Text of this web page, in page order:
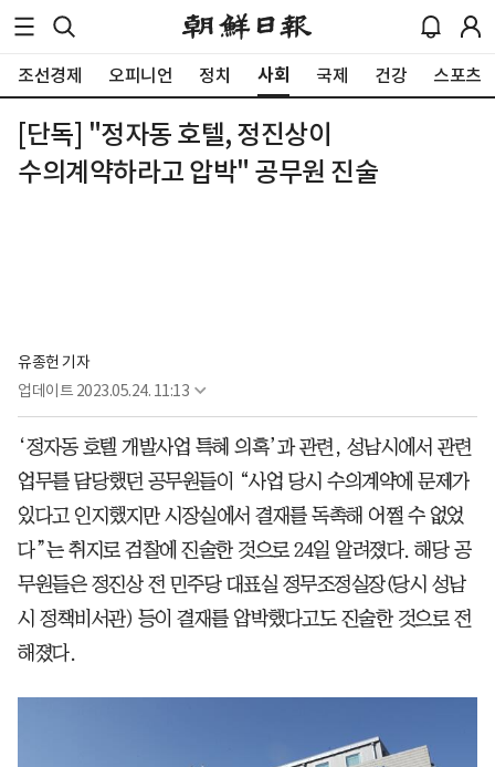
조선경제 오피니언 정치 사회 국제 건강 스포츠
[단독] "정자동 호텔, 정진상이
수의계약하라고 압박" 공무원 진술
유종헌 기자
업데이트 2023.05.24. 11:13
‘정자동 호텔 개발사업 특혜 의혹’과 관련, 성남시에서 관련
업무를 담당했던 공무원들이 “사업 당시 수의계약에 문제가
있다고 인지했지만 시장실에서 결재를 독촉해 어쩔 수 없었
다”는 취지로 검찰에 진술한 것으로 24일 알려졌다. 해당 공
무원들은 정진상 전 민주당 대표실 정무조정실장(당시 성남
시 정책비서관) 등이 결재를 압박했다고도 진술한 것으로 전
해졌다.